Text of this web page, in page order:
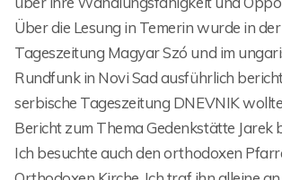
Über die Lesung in Temerin wurde in
Tageszeitung Magyar Szó und im
Rundfunk in Novi Sad ausführlich
serbische Tageszeitung DNEVNIK
Bericht zum Thema Gedenkstätte Jarek
Ich besuchte auch den orthodoxen